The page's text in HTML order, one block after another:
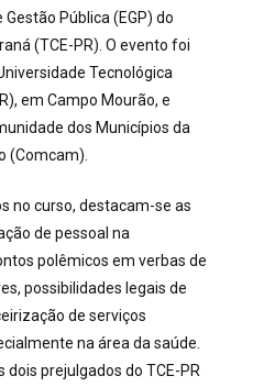
Pública (EGP) do
(TCE-PR). O evento foi
Tecnológica
em Campo Mourão, e
dos Municípios da
(Comcam).
no curso, destacam-se as
de pessoal na
polêmicos em verbas de
possibilidades legais de
de serviços
na área da saúde.
prejulgados do TCE-PR